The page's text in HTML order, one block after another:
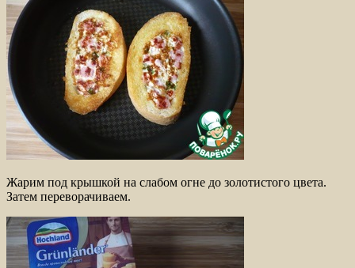
Жарим под крышкой на слабом огне до золотистого цвета.
Затем переворачиваем.